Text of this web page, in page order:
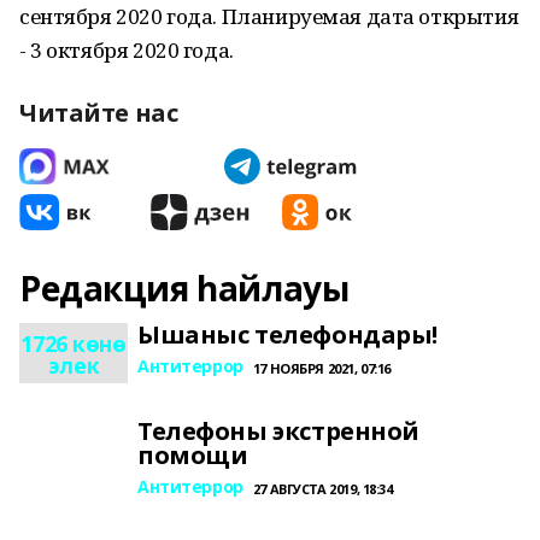
сентября 2020 года. Планируемая дата открытия
- 3 октября 2020 года.
Читайте нас
Редакция һайлауы
1726 көнө
элек
Ышаныс телефондары!
Антитеррор 17 НОЯБРЯ 2021, 07:16
Телефоны экстренной
помощи
Антитеррор 27 АВГУСТА 2019, 18:34